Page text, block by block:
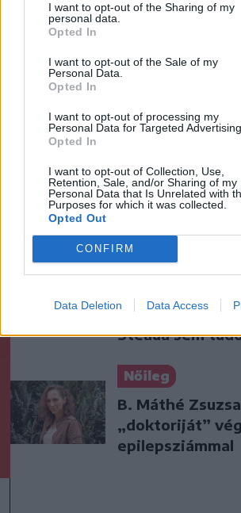
I want to opt-out of the Sharing of my
personal data.
Opted In
I want to opt-out of the Sale of my
Personal Data.
Opted In
I want to opt-out of processing my
Personal Data for Targeted Advertising.
Opted In
I want to opt-out of Collection, Use,
Retention, Sale, and/or Sharing of my
Personal Data that Is Unrelated with
Purposes for which it was collected.
Opted Out
CONFIRM
Data Deletion Data Access
műtőben
A gól már
(videóval)
Putyin egy
megtámadására
Székely Sport
Steaua sem
Nőileg
B. Máthé
„doktoriját”
epilepsziámmal